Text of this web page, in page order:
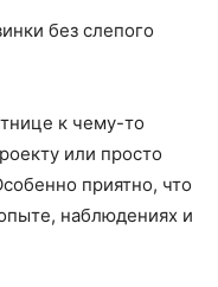
без слепого
к чему-то
или просто
приятно, что
наблюдениях и